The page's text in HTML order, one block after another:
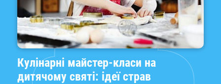
Кулінарні майстер-класи на
дитячому святі: ідеї страв